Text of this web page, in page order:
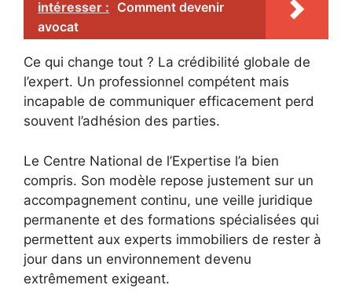
intéresser : Comment devenir
avocat
Ce qui change tout ? La crédibilité globale de
l’expert. Un professionnel compétent mais
incapable de communiquer efficacement perd
souvent l’adhésion des parties.
Le Centre National de l’Expertise l’a bien
compris. Son modèle repose justement sur un
accompagnement continu, une veille juridique
permanente et des formations spécialisées qui
permettent aux experts immobiliers de rester à
jour dans un environnement devenu
extrêmement exigeant.